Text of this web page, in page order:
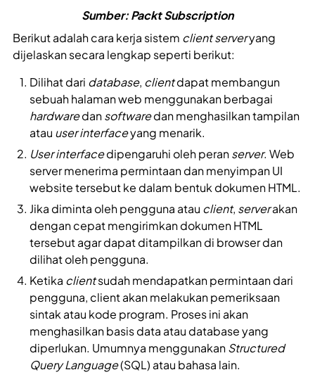
Sumber: Packt Subscription
Berikut adalah cara kerja sistem client serveryang
dijelaskan secara lengkap seperti berikut:
Dilihat dari database, clientdapat membangun
sebuah halaman web menggunakan berbagai
hardwaredansoftwaredan menghasilkan tampilan
atau user interfaceyang menarik.
User interfacedipengaruhi oleh peranserver. Web
server menerima permintaan dan menyimpan UI
website tersebut ke dalam bentuk dokumen HTML.
Jika diminta oleh pengguna atau client, serverakan
dengan cepat mengirimkan dokumen HTML
tersebut agar dapat ditampilkan di browser dan
dilihat oleh pengguna.
Ketika clientsudah mendapatkan permintaan dari
pengguna, client akan melakukan pemeriksaan
sintak atau kode program. Proses ini akan
menghasilkan basis data atau database yang
diperlukan. Umumnya menggunakanStructured
Query Language(SQL) atau bahasa lain.